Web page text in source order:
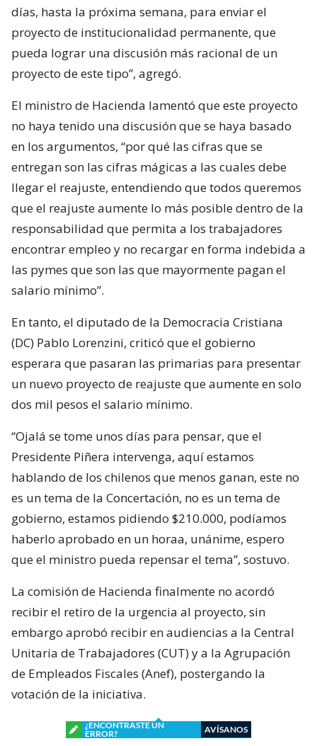
días, hasta la próxima semana, para enviar el
proyecto de institucionalidad permanente, que
pueda lograr una discusión más racional de un
proyecto de este tipo”, agregó.
El ministro de Hacienda lamentó que este proyecto
no haya tenido una discusión que se haya basado
en los argumentos, “por qué las cifras que se
entregan son las cifras mágicas a las cuales debe
llegar el reajuste, entendiendo que todos queremos
que el reajuste aumente lo más posible dentro de la
responsabilidad que permita a los trabajadores
encontrar empleo y no recargar en forma indebida a
las pymes que son las que mayormente pagan el
salario mínimo”.
En tanto, el diputado de la Democracia Cristiana
(DC) Pablo Lorenzini, criticó que el gobierno
esperara que pasaran las primarias para presentar
un nuevo proyecto de reajuste que aumente en solo
dos mil pesos el salario mínimo.
“Ojalá se tome unos días para pensar, que el
Presidente Piñera intervenga, aquí estamos
hablando de los chilenos que menos ganan, este no
es un tema de la Concertación, no es un tema de
gobierno, estamos pidiendo $210.000, podíamos
haberlo aprobado en un horaa, unánime, espero
que el ministro pueda repensar el tema”, sostuvo.
La comisión de Hacienda finalmente no acordó
recibir el retiro de la urgencia al proyecto, sin
embargo aprobó recibir en audiencias a la Central
Unitaria de Trabajadores (CUT) y a la Agrupación
de Empleados Fiscales (Anef), postergando la
votación de la iniciativa.
¿ENCONTRASTE UN
ERROR?
AVÍSANOS